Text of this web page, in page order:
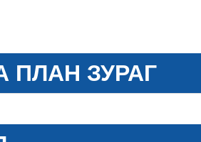
ПЛАН ЗУРАГ